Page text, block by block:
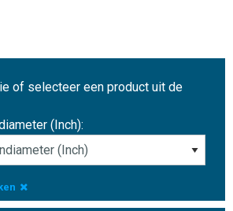
of selecteer een product uit de
(Inch):